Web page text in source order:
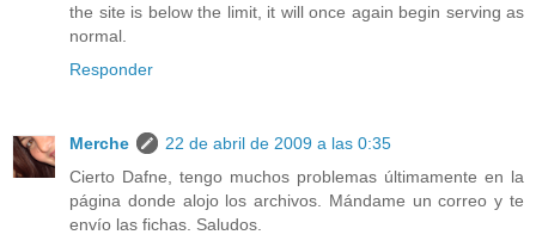
the site is below the limit, it will once again begin serving as
normal.
Responder
Merche
22 de abril de 2009 a las 0:35
Cierto Dafne, tengo muchos problemas últimamente en la
página donde alojo los archivos. Mándame un correo y te
envío las fichas. Saludos.